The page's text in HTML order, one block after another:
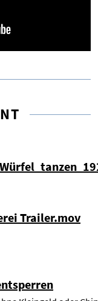
Trailer.mov